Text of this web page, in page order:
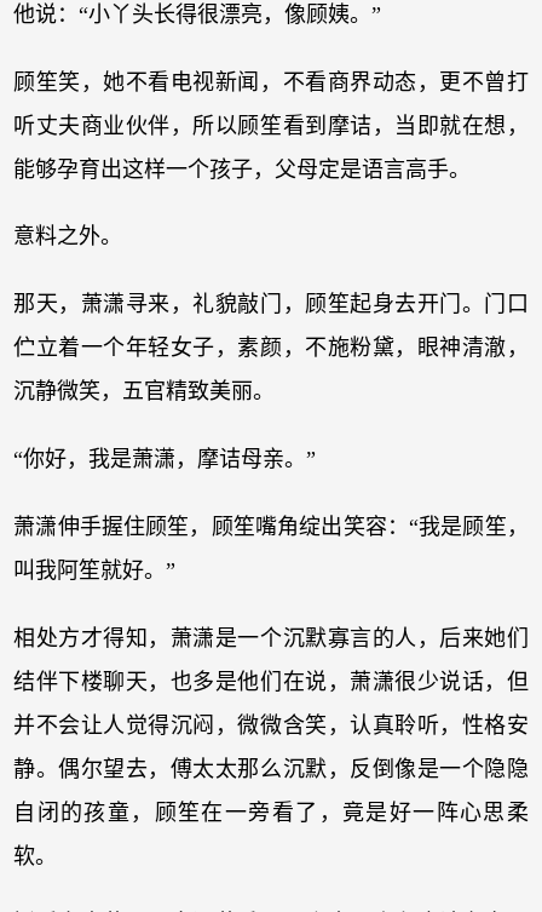
他说：“小丫头长得很漂亮，像顾姨。”
顾笙笑，她不看电视新闻，不看商界动态，更不曾打
听丈夫商业伙伴，所以顾笙看到摩诘，当即就在想，
能够孕育出这样一个孩子，父母定是语言高手。
意料之外。
那天，萧潇寻来，礼貌敲门，顾笙起身去开门。门口
伫立着一个年轻女子，素颜，不施粉黛，眼神清澈，
沉静微笑，五官精致美丽。
“你好，我是萧潇，摩诘母亲。”
萧潇伸手握住顾笙，顾笙嘴角绽出笑容：“我是顾笙，
叫我阿笙就好。”
相处方才得知，萧潇是一个沉默寡言的人，后来她们
结伴下楼聊天，也多是他们在说，萧潇很少说话，但
并不会让人觉得沉闷，微微含笑，认真聆听，性格安
静。偶尔望去，傅太太那么沉默，反倒像是一个隐隐
自闭的孩童，顾笙在一旁看了，竟是好一阵心思柔
软。